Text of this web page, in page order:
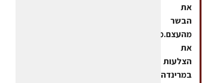
את
הבשר
מהעצם.משרים
את
הצלעות
במרינדה